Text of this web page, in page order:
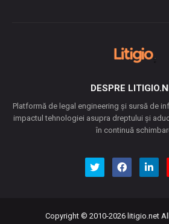
DESPRE
Platformă de legal engineering și sursă de
impactul tehnologiei asupra dreptului și
în continuă
Copyright © 2010-2026 litigio.net